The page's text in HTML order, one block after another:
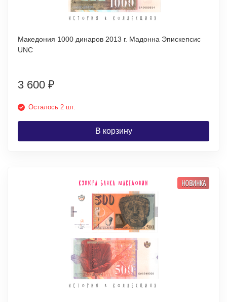
Македония 1000 динаров 2013 г. Мадонна Эпискепсис
UNC
3 600 ₽
Осталось 2 шт.
В корзину
НОВИНКА